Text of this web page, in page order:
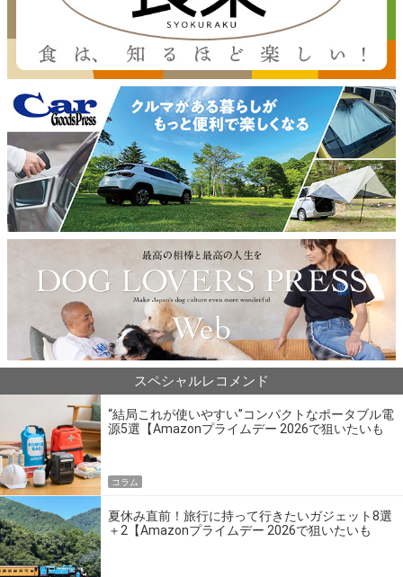
スペシャルレコメンド
“結局これが使いやすい”コンパクトなポータブル電
源5選【Amazonプライムデー 2026で狙いたいも
コラム
夏休み直前！旅行に持って行きたいガジェット8選
＋2【Amazonプライムデー 2026で狙いたいも